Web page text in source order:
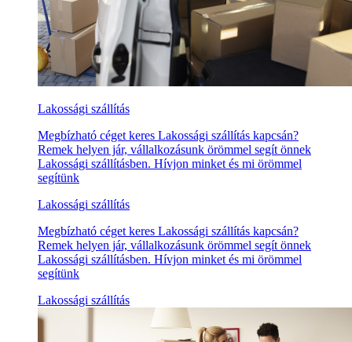
Lakossági szállítás
Megbízható céget keres Lakossági szállítás kapcsán?
Remek helyen jár, vállalkozásunk örömmel segít önnek
Lakossági szállításben. Hívjon minket és mi örömmel
segítünk
Lakossági szállítás
Megbízható céget keres Lakossági szállítás kapcsán?
Remek helyen jár, vállalkozásunk örömmel segít önnek
Lakossági szállításben. Hívjon minket és mi örömmel
segítünk
Lakossági szállítás